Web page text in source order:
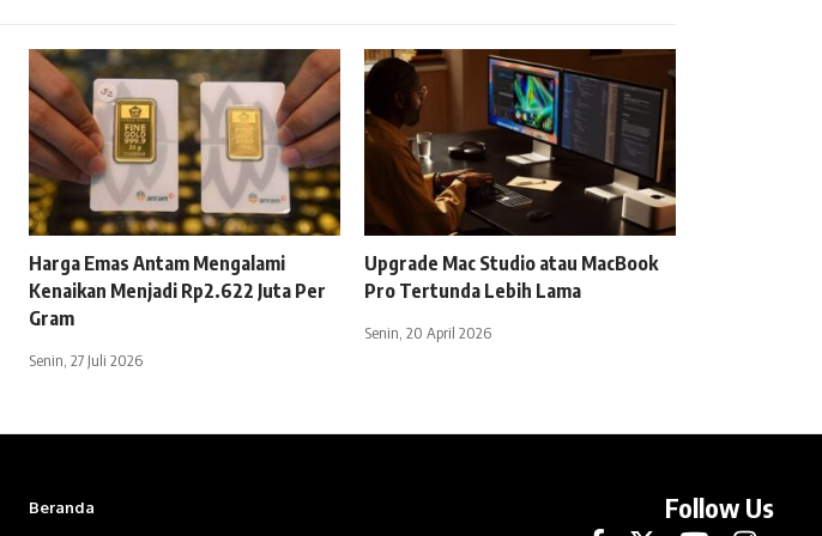
Harga Emas Antam Mengalami
Kenaikan Menjadi Rp2.622 Juta Per
Gram
Senin, 27 Juli 2026
Upgrade Mac Studio atau MacBook
Pro Tertunda Lebih Lama
Senin, 20 April 2026
Beranda Follow Us